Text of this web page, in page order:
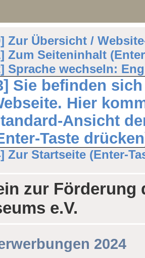
Zur Übersicht /
Zum Seiteninhalt
Sprache wechseln:
Sie befinden
Hier
Ansicht
Taste
Zur Startseite (Enter-
zur Förderung
e.V.
2024